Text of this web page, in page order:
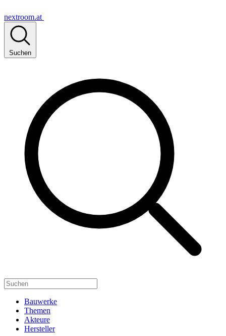
nextroom.at
Suchen
Bauwerke
Themen
Akteure
Hersteller